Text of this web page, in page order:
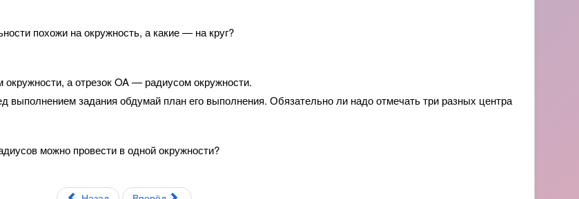
похожи на окружность, а какие — на круг?
а отрезок OA — радиусом окружности.
выполнением задания обдумай план его выполнения. Обязательно ли надо отмечать три разных центра
можно провести в одной окружности?